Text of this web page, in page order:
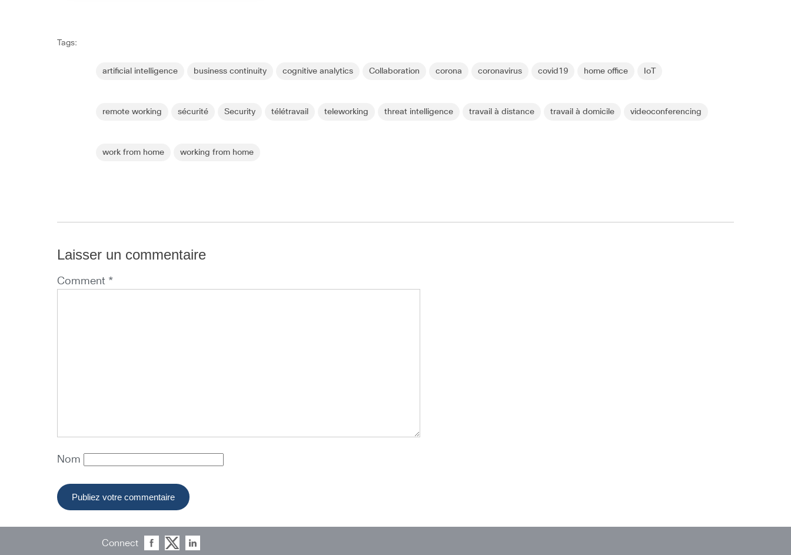
Tags:
artificial intelligence business continuity cognitive analytics Collaboration corona coronavirus covid19 home office IoT
remote working sécurité Security télétravail teleworking threat intelligence travail à distance travail à domicile videoconferencing
work from home working from home
Laisser un commentaire
Comment *
Nom
Connect